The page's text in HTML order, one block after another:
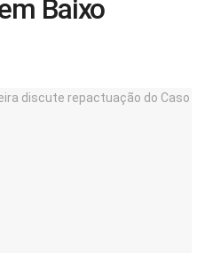
Baixo